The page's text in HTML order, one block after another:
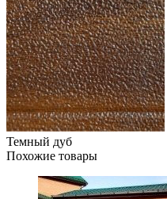
Темный дуб
Похожие товары